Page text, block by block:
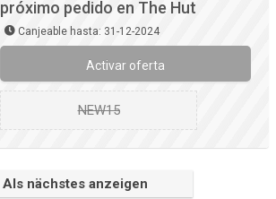
próximo pedido en The Hut
Canjeable hasta: 31-12-2024
Activar oferta
NEW15
Als nächstes anzeigen